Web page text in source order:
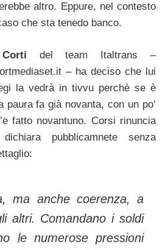
altro. Eppure, nel contesto
che sta tenedo banco.
del team Italtrans –
– ha deciso che lui
la vedrà in tivvu perchè se è
fa già novanta, con un po’
fatto novantuno. Corsi rinuncia
pubblicamnete senza
ma anche coerenza, a
altri. Comandano i soldi
le numerose pressioni